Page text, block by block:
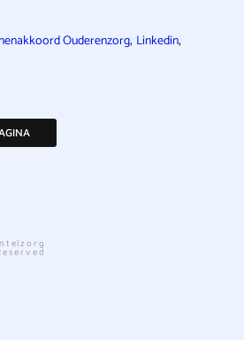
Ouderenzorg, Linkedin,